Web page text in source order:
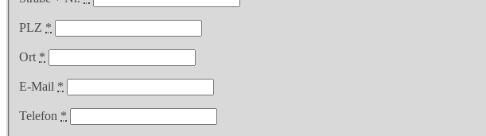
PLZ *
Ort *
E-Mail *
Telefon *